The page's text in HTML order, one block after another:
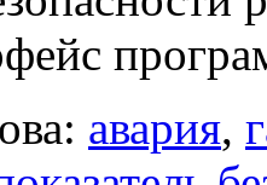
авария,